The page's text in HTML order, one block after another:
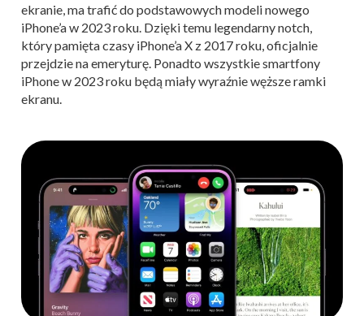
ekranie, ma trafić do podstawowych modeli nowego
iPhone’a w 2023 roku. Dzięki temu legendarny notch,
który pamięta czasy iPhone’a X z 2017 roku, oficjalnie
przejdzie na emeryturę. Ponadto wszystkie smartfony
iPhone w 2023 roku będą miały wyraźnie węższe ramki
ekranu.